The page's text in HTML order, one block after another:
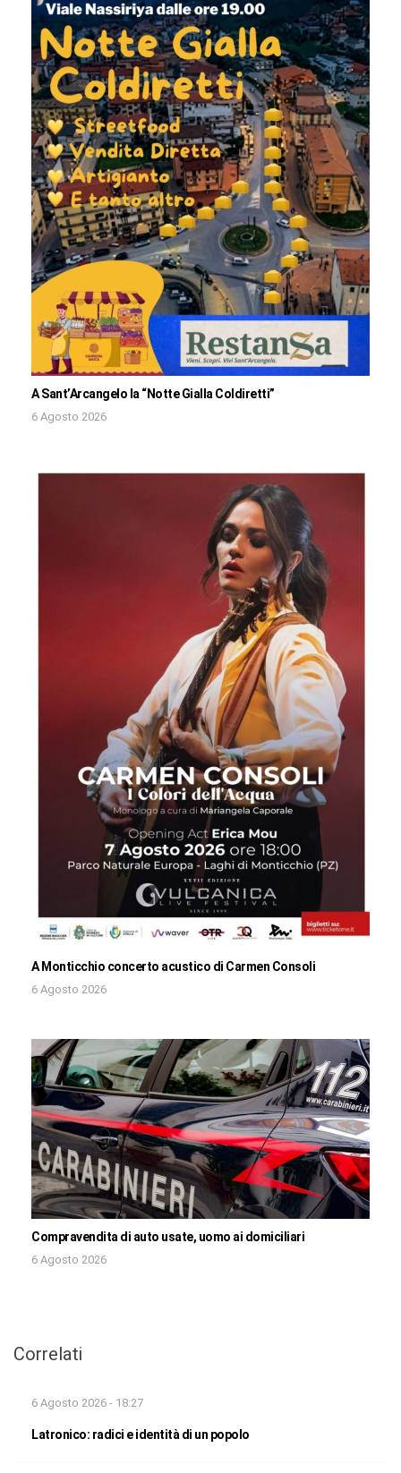
A Sant’Arcangelo la “Notte Gialla Coldiretti”
6 Agosto 2026
A Monticchio concerto acustico di Carmen Consoli
6 Agosto 2026
Compravendita di auto usate, uomo ai domiciliari
6 Agosto 2026
Correlati
6 Agosto 2026 - 18:27
Latronico: radici e identità di un popolo